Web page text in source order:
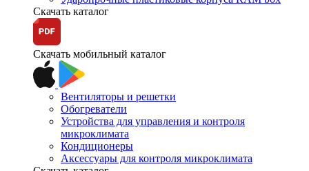
Скачать каталог
Скачать мобильный каталог
Вентиляторы и решетки
Обогреватели
Устройства для управления и контроля
микроклимата
Кондиционеры
Аксессуары для контроля микроклимата